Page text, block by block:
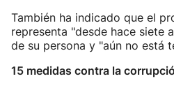
También ha indicado que el
representa "desde hace siete
de su persona y "aún no está
15 medidas contra la